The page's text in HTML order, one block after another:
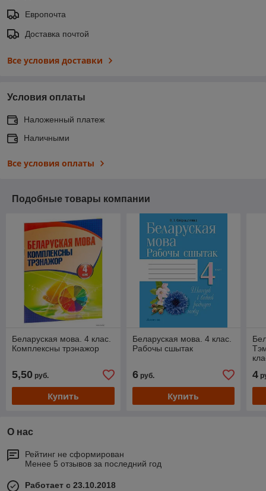
Европочта
Доставка почтой
Все условия доставки
Условия оплаты
Наложенный платеж
Наличными
Все условия оплаты
Подобные товары компании
Беларуская мова. 4 клас.
Комплексны трэнажор
5,50 руб.
Купить
Беларуская мова. 4 клас.
Рабочы сшытак
6руб.
Купить
4
О нас
Рейтинг не сформирован
Менее 5 отзывов за последний год
Работает с 23.10.2018